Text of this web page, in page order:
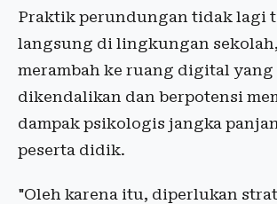
Praktik perundungan tidak lagi
langsung di lingkungan
merambah ke ruang digital
dikendalikan dan berpotensi
dampak psikologis jangka
peserta didik.
"Oleh karena itu, diperlukan